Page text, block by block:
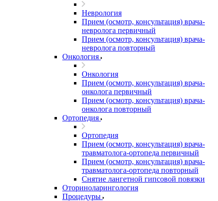
Неврология
Прием (осмотр, консультация) врача-
невролога первичный
Прием (осмотр, консультация) врача-
невролога повторный
Онкология
Онкология
Прием (осмотр, консультация) врача-
онколога первичный
Прием (осмотр, консультация) врача-
онколога повторный
Ортопедия
Ортопедия
Прием (осмотр, консультация) врача-
травматолога-ортопеда первичный
Прием (осмотр, консультация) врача-
травматолога-ортопеда повторный
Снятие лангетной гипсовой повязки
Оториноларингология
Процедуры